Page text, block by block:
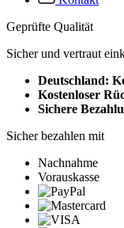
Geprüfte Qualität
Sicher und vertraut
Deutschland:
Kostenloser
Sichere
Sicher bezahlen mit
Nachnahme
Vorauskasse